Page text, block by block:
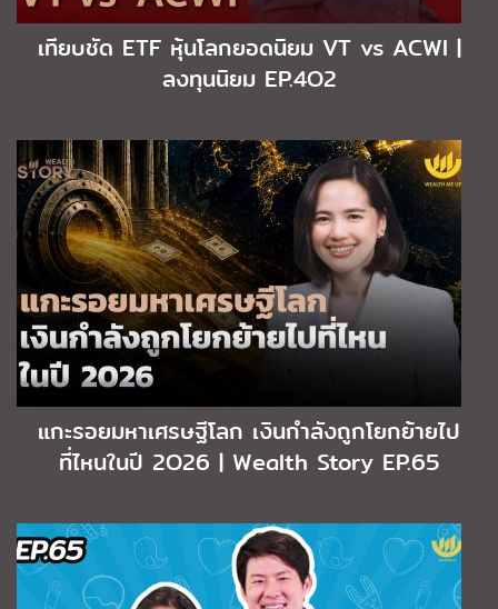
เทียบชัด ETF หุ้นโลกยอดนิยม VT vs ACWI |
ลงทุนนิยม EP.4O2
แกะรอยมหาเศรษฐีโลก เงินกำลังถูกโยกย้ายไป
ที่ไหนในปี 2O26 | Wealth Story EP.65